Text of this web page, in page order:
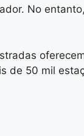
No
de 50 mil